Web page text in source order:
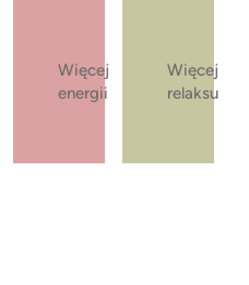
Więcej
energii
Więcej
relaksu